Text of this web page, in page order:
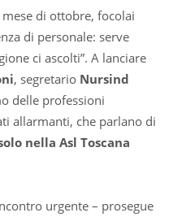
di ottobre, focolai
di personale: serve
ci ascolti”. A lanciare
, segretario Nursind
delle professioni
allarmanti, che parlano di
nella Asl Toscana
urgente – prosegue